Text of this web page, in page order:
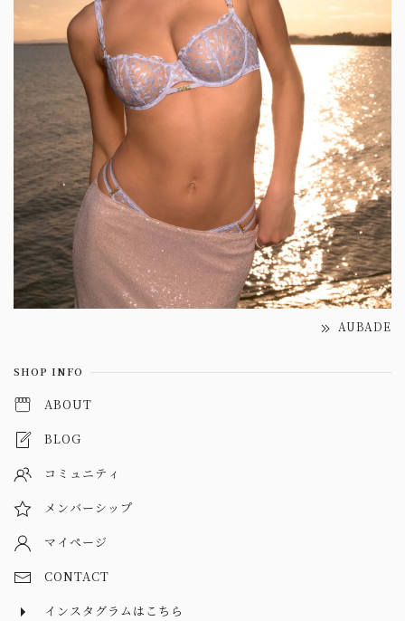
AUBADE
SHOP INFO
ABOUT
BLOG
コミュニティ
メンバーシップ
マイページ
CONTACT
インスタグラムはこちら